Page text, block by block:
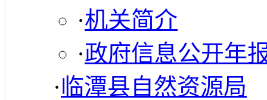
·机关简介
·政府信息公开年
·临潭县自然资源局